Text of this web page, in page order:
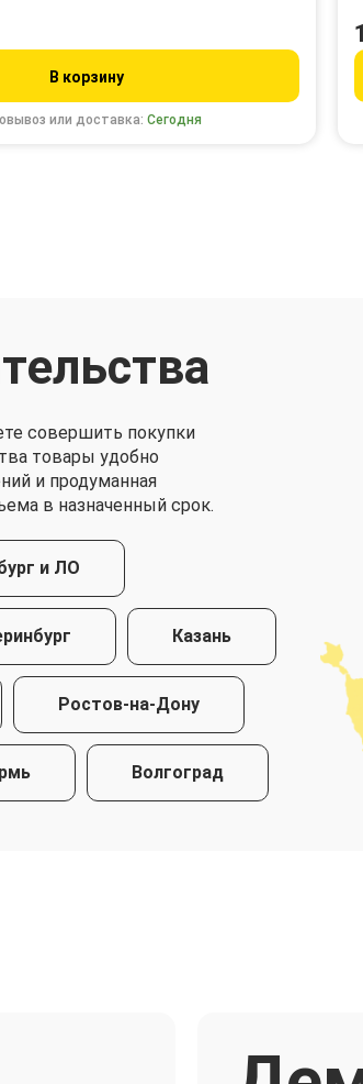
или доставка: Сегодня
В корзину
совершить покупки
товары удобно
и продуманная
в назначенный срок.
и ЛО
Казань
Ростов-на-Дону
Волгоград